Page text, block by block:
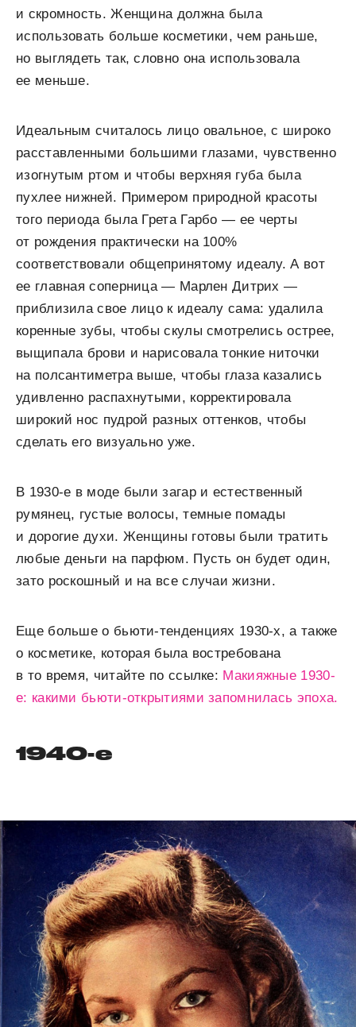
и скромность. Женщина должна была
использовать больше косметики, чем раньше,
но выглядеть так, словно она использовала
ее меньше.
Идеальным считалось лицо овальное, с широко
расставленными большими глазами, чувственно
изогнутым ртом и чтобы верхняя губа была
пухлее нижней. Примером природной красоты
того периода была Грета Гарбо — ее черты
от рождения практически на 100%
соответствовали общепринятому идеалу. А вот
ее главная соперница — Марлен Дитрих —
приблизила свое лицо к идеалу сама: удалила
коренные зубы, чтобы скулы смотрелись острее,
выщипала брови и нарисовала тонкие ниточки
на полсантиметра выше, чтобы глаза казались
удивленно распахнутыми, корректировала
широкий нос пудрой разных оттенков, чтобы
сделать его визуально уже.
В 1930-е в моде были загар и естественный
румянец, густые волосы, темные помады
и дорогие духи. Женщины готовы были тратить
любые деньги на парфюм. Пусть он будет один,
зато роскошный и на все случаи жизни.
Еще больше о бьюти-тенденциях 1930-х, а также
о косметике, которая была востребована
в то время, читайте по ссылке: Макияжные 1930-
е: какими бьюти-открытиями запомнилась эпоха.
1940-е